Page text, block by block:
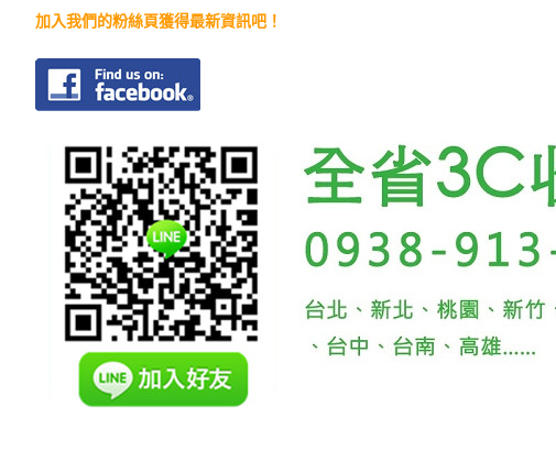
加入我們的粉絲頁獲得最新資訊吧！